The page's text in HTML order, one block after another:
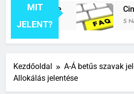
MIT
JELENT?
jelentése Cingár
5 Nap
Kezdőoldal
A-Á betűs szavak
Allokálás jelentése